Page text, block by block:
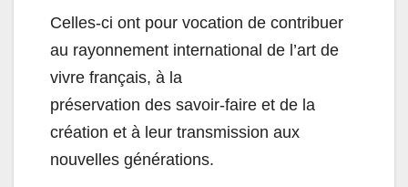
Celles-ci ont pour vocation de contribuer
au rayonnement international de l’art de
vivre français, à la
préservation des savoir-faire et de la
création et à leur transmission aux
nouvelles générations.